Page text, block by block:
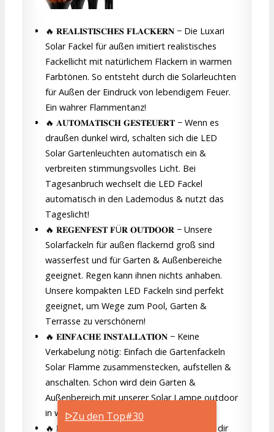
ᐅZu den Top#30
🔥 𝐑𝐄𝐀𝐋𝐈𝐒𝐓𝐈𝐒𝐂𝐇𝐄𝐒 𝐅𝐋𝐀𝐂𝐊𝐄𝐑𝐍 − Die Luxari
Solar Fackel für außen imitiert realistisches
Fackellicht mit natürlichem Flackern in warmen
Farbtönen. So entsteht durch die Solarleuchten
für Außen der Eindruck von lebendigem Feuer.
Ein wahrer Flammentanz!
🔥 𝐀𝐔𝐓𝐎𝐌𝐀𝐓𝐈𝐒𝐂𝐇 𝐆𝐄𝐒𝐓𝐄𝐔𝐄𝐑𝐓 − Wenn es
draußen dunkel wird, schalten sich die LED
Solar Gartenleuchten automatisch ein &
verbreiten stimmungsvolles Licht. Bei
Tagesanbruch wechselt die LED Fackel
automatisch in den Lademodus & nutzt das
Tageslicht!
🔥 𝐑𝐄𝐆𝐄𝐍𝐅𝐄𝐒𝐓 𝐅Ü𝐑 𝐎𝐔𝐓𝐃𝐎𝐎𝐑 − Unsere
Solarfackeln für außen flackernd groß sind
wasserfest und für Garten & Außenbereiche
geeignet. Regen kann ihnen nichts anhaben.
Unsere kompakten LED Fackeln sind perfekt
geeignet, um Wege zum Pool, Garten &
Terrasse zu verschönern!
🔥 𝐄𝐈𝐍𝐅𝐀𝐂𝐇𝐄 𝐈𝐍𝐒𝐓𝐀𝐋𝐋𝐀𝐓𝐈𝐎𝐍 − Keine
Verkabelung nötig: Einfach die Gartenfackeln
Solar Flamme zusammenstecken, aufstellen &
anschalten. Schon wird dein Garten &
Außenbereich mit unserer Solar Lampe outdoor
in warmes Flackern getaucht!
🔥 𝐋𝐔𝐗𝐀𝐑𝐈 𝐕𝐄𝐑𝐒𝐏𝐑𝐄𝐂𝐇𝐄𝐍 - Wir möchten dir